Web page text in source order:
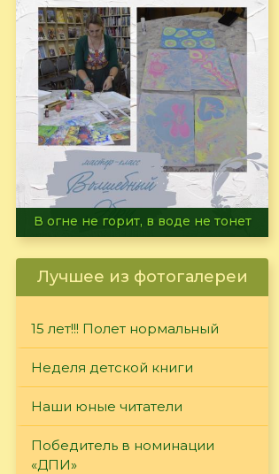
Летние турниры Warhammer
Лучшее из фотогалереи
15 лет!!! Полет нормальный
Неделя детской книги
Наши юные читатели
Победитель в номинации
«ДПИ»